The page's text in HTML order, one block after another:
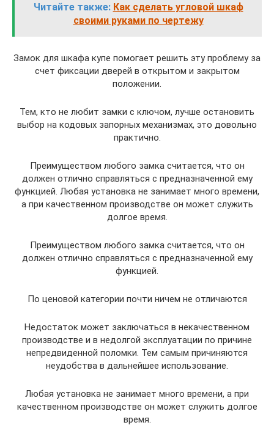
Читайте также: Как сделать угловой шкаф
своими руками по чертежу
Замок для шкафа купе помогает решить эту проблему за
счет фиксации дверей в открытом и закрытом
положении.
Тем, кто не любит замки с ключом, лучше остановить
выбор на кодовых запорных механизмах, это довольно
практично.
Преимуществом любого замка считается, что он
должен отлично справляться с предназначенной ему
функцией. Любая установка не занимает много времени,
а при качественном производстве он может служить
долгое время.
Преимуществом любого замка считается, что он
должен отлично справляться с предназначенной ему
функцией.
По ценовой категории почти ничем не отличаются
Недостаток может заключаться в некачественном
производстве и в недолгой эксплуатации по причине
непредвиденной поломки. Тем самым причиняются
неудобства в дальнейшее использование.
Любая установка не занимает много времени, а при
качественном производстве он может служить долгое
время.